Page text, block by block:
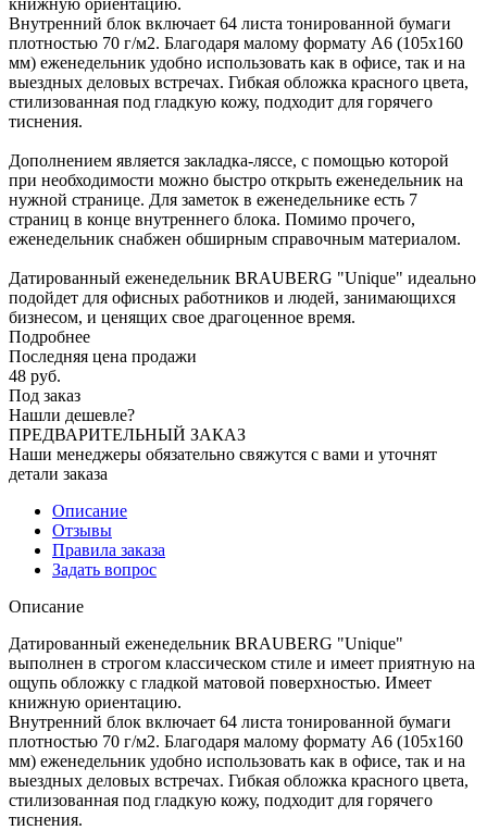
Внутренний блок включает 64 листа тонированной бумаги
плотностью 70 г/м2. Благодаря малому формату А6 (105х160
мм) еженедельник удобно использовать как в офисе, так и на
выездных деловых встречах. Гибкая обложка красного цвета,
стилизованная под гладкую кожу, подходит для горячего
тиснения.
Дополнением является закладка-ляссе, с помощью которой
при необходимости можно быстро открыть еженедельник на
нужной странице. Для заметок в еженедельнике есть 7
страниц в конце внутреннего блока. Помимо прочего,
еженедельник снабжен обширным справочным материалом.
Датированный еженедельник BRAUBERG "Unique" идеально
подойдет для офисных работников и людей, занимающихся
бизнесом, и ценящих свое драгоценное время.
Подробнее
Последняя цена продажи
48 руб.
Под заказ
Нашли дешевле?
ПРЕДВАРИТЕЛЬНЫЙ ЗАКАЗ
Наши менеджеры обязательно свяжутся с вами и уточнят
детали заказа
Описание
Отзывы
Правила заказа
Задать вопрос
Описание
Датированный еженедельник BRAUBERG "Unique"
выполнен в строгом классическом стиле и имеет приятную на
ощупь обложку с гладкой матовой поверхностью. Имеет
книжную ориентацию.
Внутренний блок включает 64 листа тонированной бумаги
плотностью 70 г/м2. Благодаря малому формату А6 (105х160
мм) еженедельник удобно использовать как в офисе, так и на
выездных деловых встречах. Гибкая обложка красного цвета,
стилизованная под гладкую кожу, подходит для горячего
тиснения.